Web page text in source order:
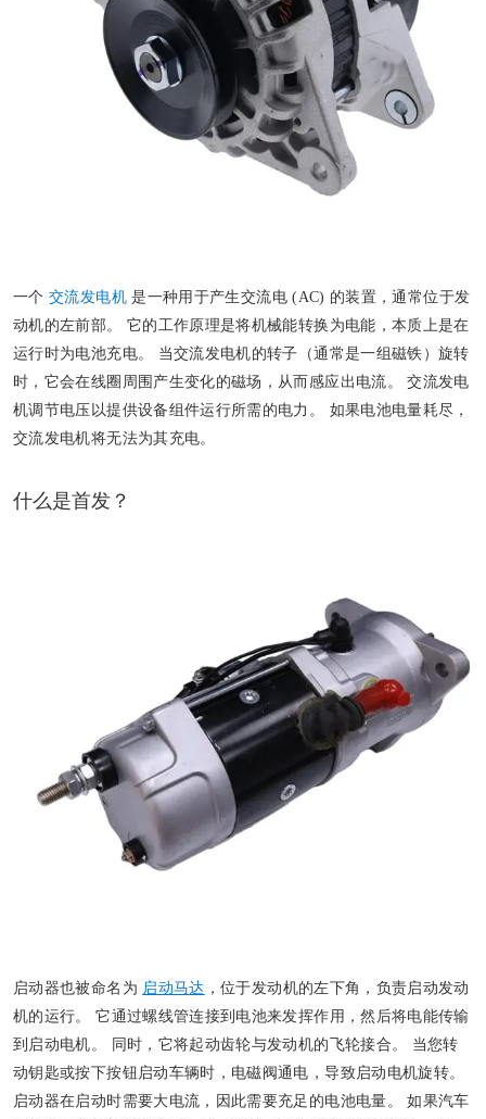
一个交流发电机是一种用于产生交流电 (AC) 的装置，通常位于发
动机的左前部。 它的工作原理是将机械能转换为电能，本质上是在
运行时为电池充电。 当交流发电机的转子（通常是一组磁铁）旋转
时，它会在线圈周围产生变化的磁场，从而感应出电流。 交流发电
机调节电压以提供设备组件运行所需的电力。 如果电池电量耗尽，
交流发电机将无法为其充电。
什么是首发？
启动器也被命名为 启动马达 ，位于发动机的左下角，负责启动发动
机的运行。 它通过螺线管连接到电池来发挥作用，然后将电能传输
到启动电机。 同时，它将起动齿轮与发动机的飞轮接合。 当您转
动钥匙或按下按钮启动车辆时，电磁阀通电，导致启动电机旋转。
启动器在启动时需要大电流，因此需要充足的电池电量。 如果汽车